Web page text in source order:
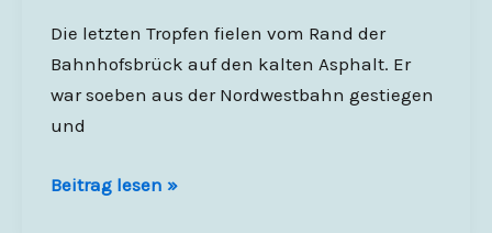
Die letzten Tropfen fielen vom Rand der
Bahnhofsbrück auf den kalten Asphalt. Er
war soeben aus der Nordwestbahn gestiegen
und
Universumstour
Beitrag lesen »